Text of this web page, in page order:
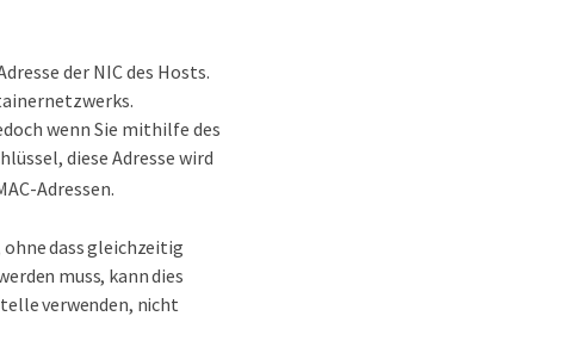
der NIC des Hosts.
wenn Sie mithilfe des
diese Adresse wird
Adressen.
dass gleichzeitig
muss, kann dies
verwenden, nicht